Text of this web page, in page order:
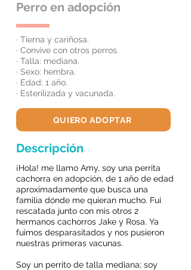
Perro en adopción
· Tierna y cariñosa.
· Convive con otros perros.
· Talla: mediana.
· Sexo: hembra.
· Edad: 1 año.
· Esterilizada y vacunada.
QUIERO ADOPTAR
Descripción
¡Hola! me llamo Amy, soy una perrita
cachorra en adopción, de 1 año de edad
aproximadamente que busca una
familia dónde me quieran mucho. Fui
rescatada junto con mis otros 2
hermanos cachorros Jake y Rosa. Ya
fuimos desparasitados y nos pusieron
nuestras primeras vacunas.
Soy un perrito de talla mediana; soy